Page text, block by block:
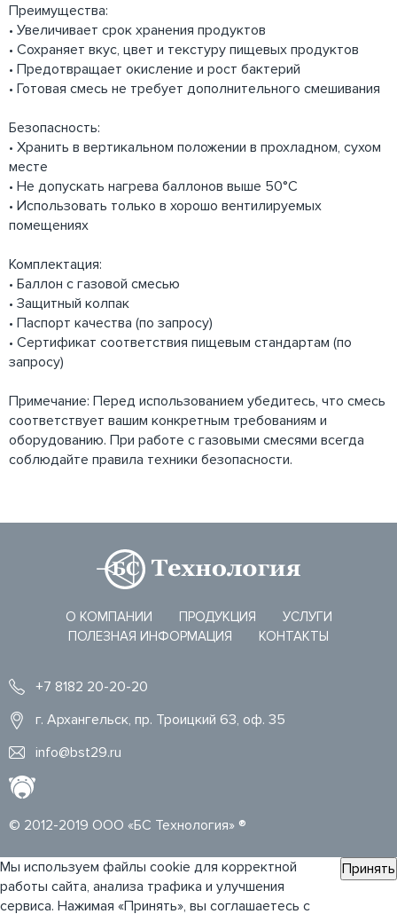
Преимущества:
• Увеличивает срок хранения продуктов
• Сохраняет вкус, цвет и текстуру пищевых продуктов
• Предотвращает окисление и рост бактерий
• Готовая смесь не требует дополнительного смешивания
Безопасность:
• Хранить в вертикальном положении в прохладном, сухом
месте
• Не допускать нагрева баллонов выше 50°C
• Использовать только в хорошо вентилируемых
помещениях
Комплектация:
• Баллон с газовой смесью
• Защитный колпак
• Паспорт качества (по запросу)
• Сертификат соответствия пищевым стандартам (по
запросу)
Примечание: Перед использованием убедитесь, что смесь
соответствует вашим конкретным требованиям и
оборудованию. При работе с газовыми смесями всегда
соблюдайте правила техники безопасности.
О КОМПАНИИ ПРОДУКЦИЯ
УСЛУГИ
ПОЛЕЗНАЯ ИНФОРМАЦИЯ
КОНТАКТЫ
© 2012-2019 ООО «БС Технология» ®
+7 8182 20-20-20
г. Архангельск, пр. Троицкий 63, оф. 35
info@bst29.ru
Мы используем файлы cookie для корректной
работы сайта, анализа трафика и улучшения
сервиса. Нажимая «Принять», вы соглашаетесь с
Принять